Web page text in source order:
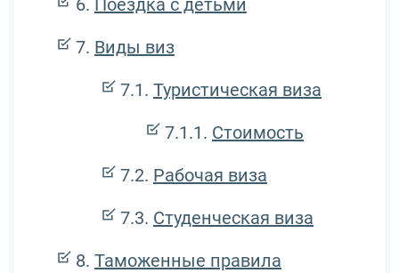
Поездка с детьми
Виды виз
Туристическая виза
Стоимость
Рабочая виза
Студенческая виза
Таможенные правила